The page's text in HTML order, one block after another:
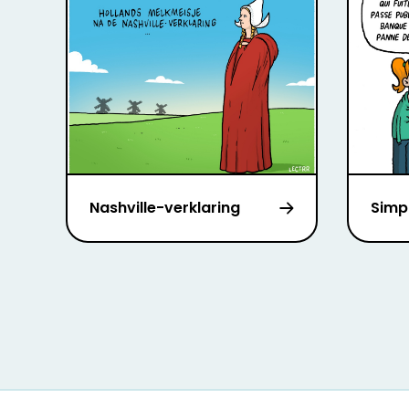
Nashville-verklaring